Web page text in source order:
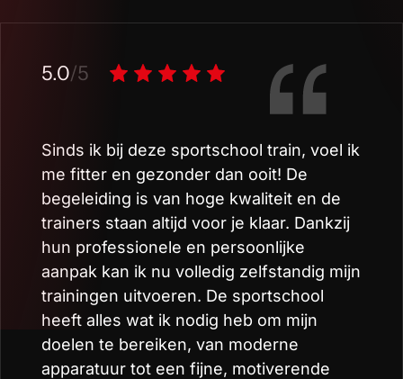
5.0/5
Sinds ik bij deze sportschool train, voel ik
me fitter en gezonder dan ooit! De
begeleiding is van hoge kwaliteit en de
trainers staan altijd voor je klaar. Dankzij
hun professionele en persoonlijke
aanpak kan ik nu volledig zelfstandig mijn
trainingen uitvoeren. De sportschool
heeft alles wat ik nodig heb om mijn
doelen te bereiken, van moderne
apparatuur tot een fijne, motiverende